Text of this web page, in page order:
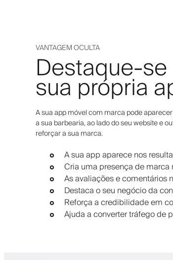
VANTAGEM OCULTA
Destaque-
sua própria
A sua app móvel com marca pode
a sua barbearia, ao lado do seu website e
reforçar a sua marca.
A sua app aparece nos
Cria uma presença de
As avaliações e comentários
Destaca o seu negócio da
Reforça a credibilidade em
Ajuda a converter tráfego de